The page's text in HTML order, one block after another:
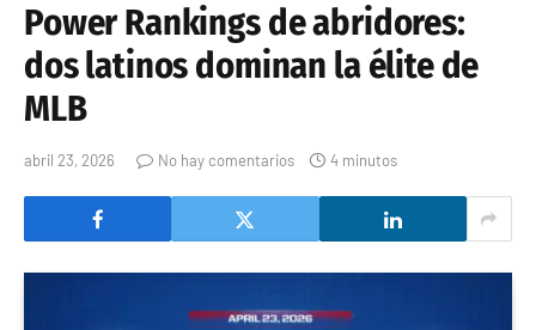
Power Rankings de abridores:
dos latinos dominan la élite de
MLB
abril 23, 2026 No hay comentarios 4 minutos